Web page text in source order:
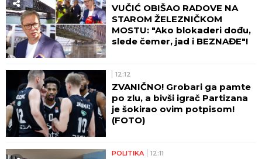
VUČIĆ OBIŠAO RADOVE NA
STAROM ŽELEZNIČKOM
MOSTU: "Ako blokaderi dođu,
slede čemer, jad i BEZNAĐE"!
12:12
ZVANIČNO! Grobari ga pamte
po zlu, a bivši igrač Partizana
je šokirao ovim potpisom!
(FOTO)
POLITIKA 12:11